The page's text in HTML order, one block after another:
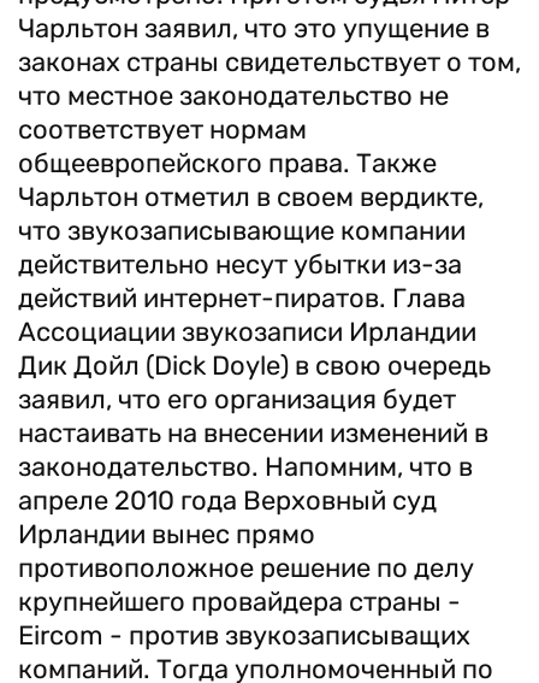
Чарльтон заявил, что это упущение в
законах страны свидетельствует о том,
что местное законодательство не
соответствует нормам
общеевропейского права. Также
Чарльтон отметил в своем вердикте,
что звукозаписывающие компании
действительно несут убытки из-за
действий интернет-пиратов. Глава
Ассоциации звукозаписи Ирландии
Дик Дойл (Dick Doyle) в свою очередь
заявил, что его организация будет
настаивать на внесении изменений в
законодательство. Напомним, что в
апреле 2010 года Верховный суд
Ирландии вынес прямо
противоположное решение по делу
крупнейшего провайдера страны -
Eircom - против звукозаписыващих
компаний. Тогда уполномоченный по